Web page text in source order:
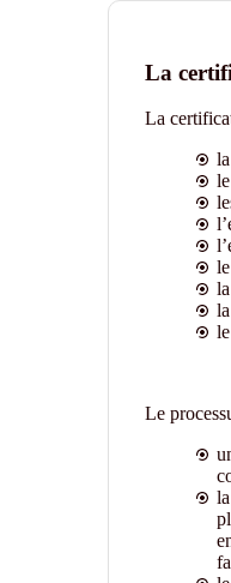
La
La
Le